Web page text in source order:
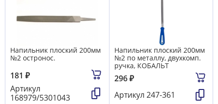
Напильник плоский 200мм
№2 остронос.
181 ₽
Артикул
168979/5301043
Напильник плоский 200мм
№2 по металлу, двухкомп.
ручка, КОБАЛЬТ
296₽
Артикул 247-361